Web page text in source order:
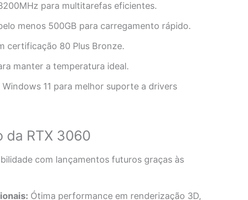
para multitarefas eficientes.
menos 500GB para carregamento rápido.
certificação 80 Plus Bronze.
manter a temperatura ideal.
Windows 11 para melhor suporte a drivers
da RTX 3060
com lançamentos futuros graças às
Ótima performance em renderização 3D,